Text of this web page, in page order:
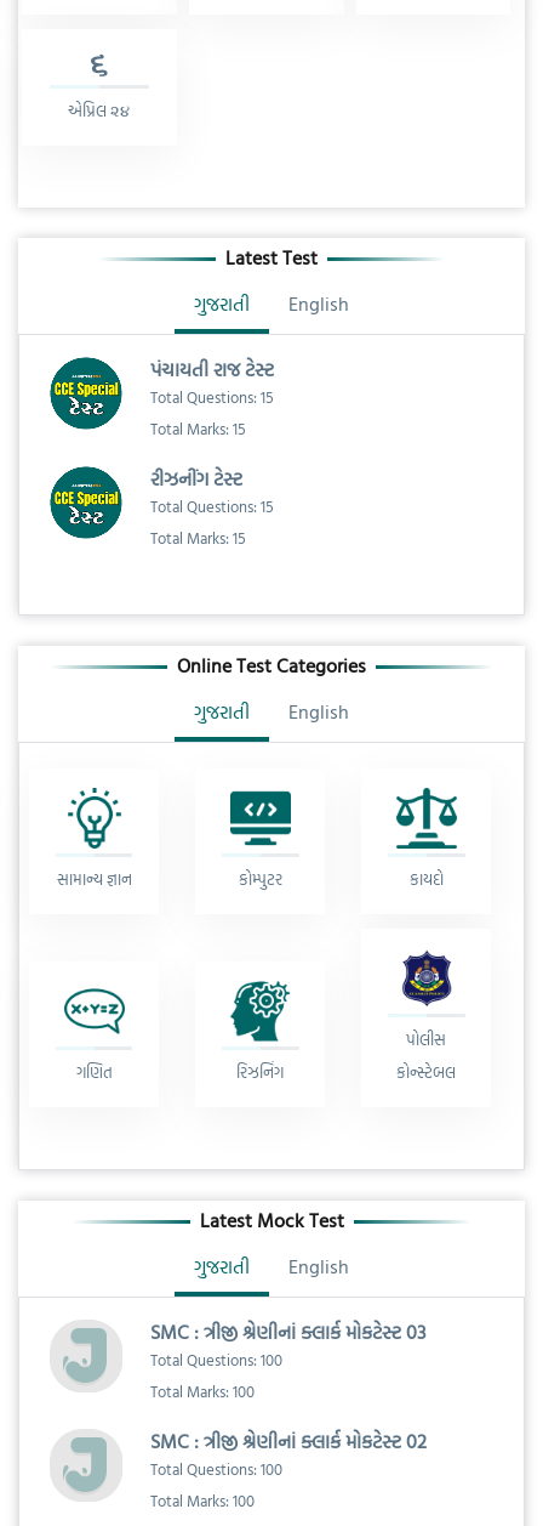
૬
એપ્રિલ ૨૪
Latest Test
ગુજરાતી
English
પંચાયતી રાજ ટેસ્ટ
Total Questions: 15
Total Marks: 15
રીઝનીંગ ટેસ્ટ
Total Questions: 15
Total Marks: 15
Online Test Categories
ગુજરાતી
English
સામાન્ય જ્ઞાન કોમ્પુટર કાયદો
ગણિત રિઝનિંગ
પોલીસ
કોન્સ્ટેબલ
Latest Mock Test
ગુજરાતી
English
SMC : ત્રીજી શ્રેણીનાં ક્લાર્ક મોકટેસ્ટ 03
Total Questions: 100
Total Marks: 100
SMC : ત્રીજી શ્રેણીનાં ક્લાર્ક મોકટેસ્ટ 02
Total Questions: 100
Total Marks: 100